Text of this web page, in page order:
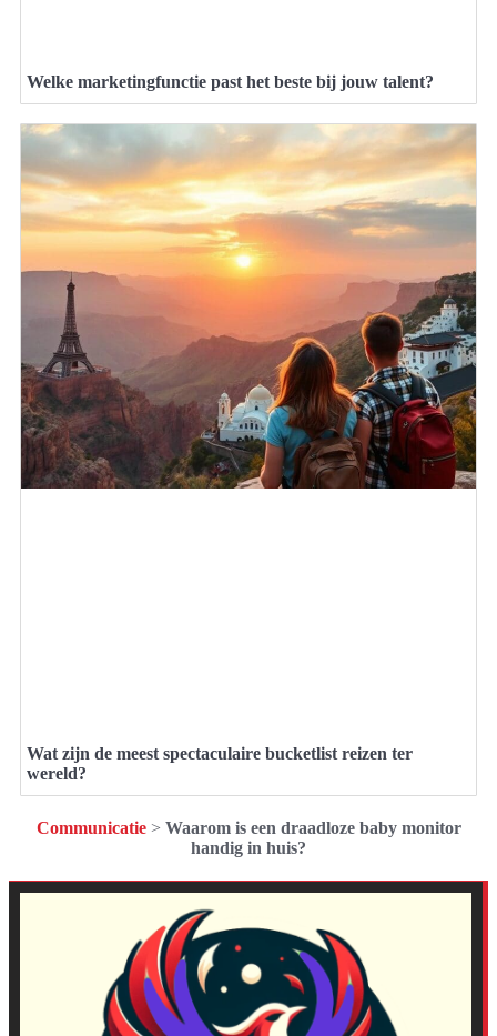
Welke marketingfunctie past het beste bij jouw talent?
Wat zijn de meest spectaculaire bucketlist reizen ter
wereld?
Communicatie> Waarom is een draadloze baby monitor
handig in huis?